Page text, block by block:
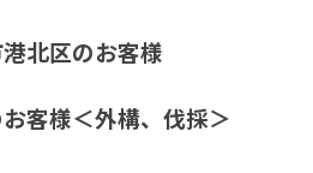
北区のお客様
客様＜外構、伐採＞